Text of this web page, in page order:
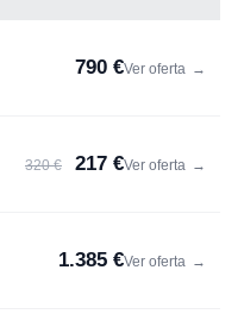
790 €Ver oferta →
320 € 217 €Ver oferta →
1.385 €Ver oferta →